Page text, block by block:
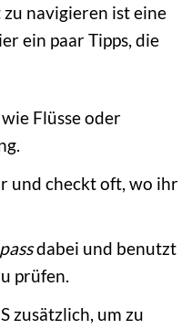
navigieren ist eine
ein paar Tipps, die
Flüsse oder
und checkt oft, wo ihr
dabei und benutzt
prüfen.
zusätzlich, um zu